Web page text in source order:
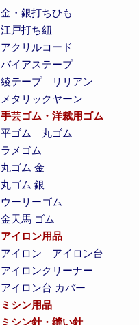
金・銀打ちひも
江戸打ち紐
アクリルコード
バイアステープ
綾テープ
リリアン
メタリックヤーン
手芸ゴム・洋裁用ゴム
平ゴム
丸ゴム
ラメゴム
丸ゴム 金
丸ゴム 銀
ウーリーゴム
金天馬 ゴム
アイロン用品
アイロン
アイロン台
アイロンクリーナー
アイロン台 カバー
ミシン用品
ミシン針・縫い針